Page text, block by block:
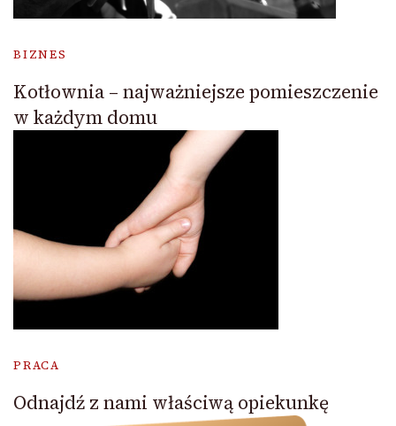
BIZNES
Kotłownia – najważniejsze pomieszczenie
w każdym domu
PRACA
Odnajdź z nami właściwą opiekunkę